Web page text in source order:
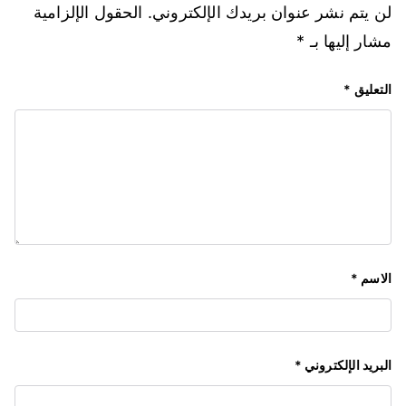
لن يتم نشر عنوان بريدك الإلكتروني. الحقول الإلزامية
مشار إليها بـ *
التعليق *
الاسم *
البريد الإلكتروني *